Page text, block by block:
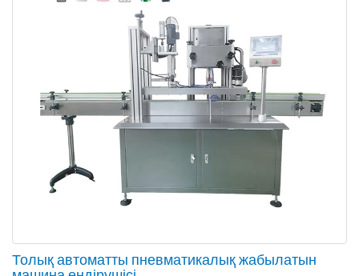
Толық автоматты пневматикалық жабылатын